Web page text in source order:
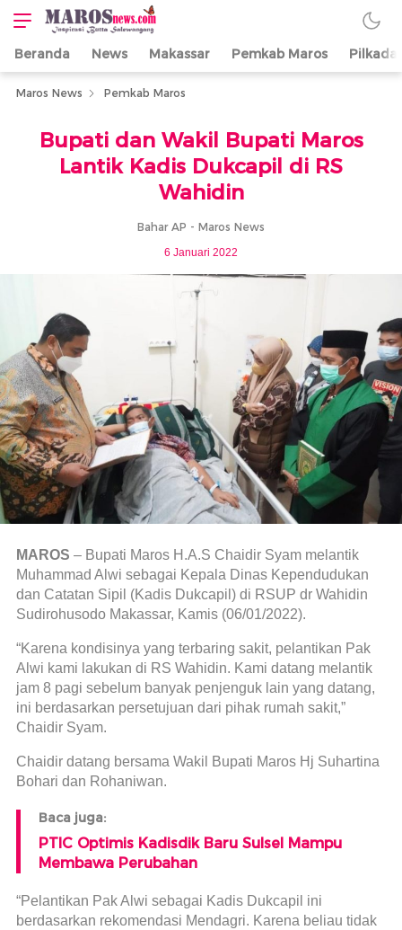
Maros News
Inspirasi Butta
Salewangang
Beranda News Makassar Pemkab Maros Pilkada
Maros News Pemkab Maros
Bupati dan Wakil Bupati Maros
Lantik Kadis Dukcapil di RS
Wahidin
Bahar AP - Maros News
6 Januari 2022
MAROS – Bupati Maros H.A.S Chaidir Syam melantik
Muhammad Alwi sebagai Kepala Dinas Kependudukan
dan Catatan Sipil (Kadis Dukcapil) di RSUP dr Wahidin
Sudirohusodo Makassar, Kamis (06/01/2022).
“Karena kondisinya yang terbaring sakit, pelantikan Pak
Alwi kami lakukan di RS Wahidin. Kami datang melantik
jam 8 pagi sebelum banyak penjenguk lain yang datang,
ini berdasarkan persetujuan dari pihak rumah sakit,”
Chaidir Syam.
Chaidir datang bersama Wakil Bupati Maros Hj Suhartina
Bohari dan Rohaniwan.
Baca juga:
PTIC Optimis Kadisdik Baru Sulsel Mampu
Membawa Perubahan
“Pelantikan Pak Alwi sebagai Kadis Dukcapil ini
berdasarkan rekomendasi Mendagri. Karena beliau tidak